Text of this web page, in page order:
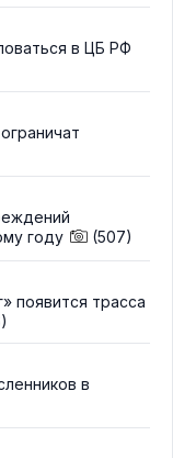
в ЦБ РФ
году
(507)
появится трасса
в